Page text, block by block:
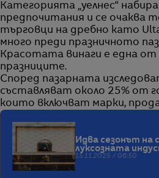
Категорията „уелнес“
предпочитания и се очаква
търговци на дребно като
много преди празничното
Красотата винаги е една
празниците.
Според пазарната
съставляват около 25% от
които включват марки,
Идва сезонът на
луксозната
15.11.2025 / 06:50